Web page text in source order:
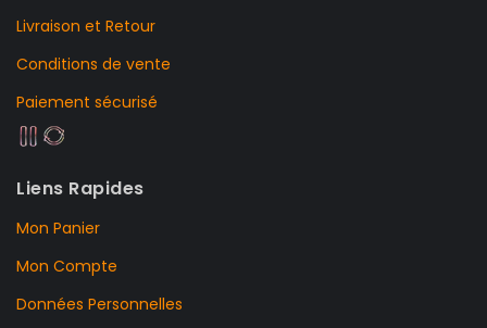
Livraison et Retour
Conditions de vente
Paiement sécurisé
Liens Rapides
Mon Panier
Mon Compte
Données Personnelles